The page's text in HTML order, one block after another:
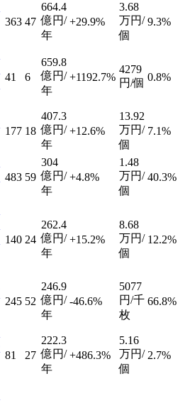
363 47
664.4
億円/
年
+29.9%
3.68
万円/
個
9.3%
41 6
659.8
億円/
年
+1192.7%
4279
円/個 0.8%
177 18
407.3
億円/
年
+12.6%
13.92
万円/
個
7.1%
483 59
304
億円/
年
+4.8%
1.48
万円/
個
40.3%
140 24
262.4
億円/
年
+15.2%
8.68
万円/
個
12.2%
245 52
246.9
億円/
年
-46.6%
5077
円/千
枚
66.8%
81 27
222.3
億円/
年
+486.3%
5.16
万円/
個
2.7%